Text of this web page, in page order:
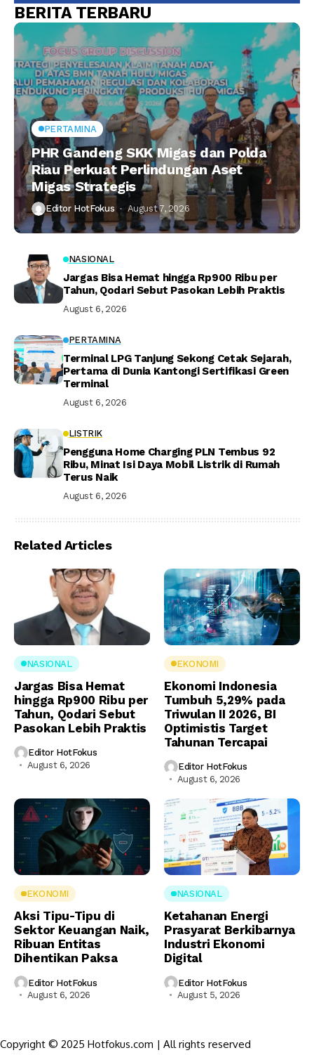
BERITA TERBARU
PERTAMINA
PHR Gandeng SKK Migas dan Polda
Riau Perkuat Perlindungan Aset
Migas Strategis
Editor HotFokus August 7, 2026
NASIONAL
Jargas Bisa Hemat hingga Rp900 Ribu per
Tahun, Qodari Sebut Pasokan Lebih Praktis
August 6, 2026
PERTAMINA
Terminal LPG Tanjung Sekong Cetak Sejarah,
Pertama di Dunia Kantongi Sertifikasi Green
Terminal
August 6, 2026
LISTRIK
Pengguna Home Charging PLN Tembus 92
Ribu, Minat Isi Daya Mobil Listrik di Rumah
Terus Naik
August 6, 2026
Related Articles
NASIONAL
Jargas Bisa Hemat
hingga Rp900 Ribu per
Tahun, Qodari Sebut
Pasokan Lebih Praktis
Editor HotFokus
August 6, 2026
EKONOMI
Ekonomi Indonesia
Tumbuh 5,29% pada
Triwulan II 2026, BI
Optimistis Target
Tahunan Tercapai
Editor HotFokus
August 6, 2026
EKONOMI
Aksi Tipu-Tipu di
Sektor Keuangan Naik,
Ribuan Entitas
Dihentikan Paksa
Editor HotFokus
August 6, 2026
NASIONAL
Ketahanan Energi
Prasyarat Berkibarnya
Industri Ekonomi
Digital
Editor HotFokus
August 5, 2026
Copyright © 2025 Hotfokus.com | All rights reserved